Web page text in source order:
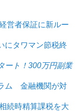
営者保証に新ルー
タワマン節税終
ート！300万円副業
ム 金融機関が対
続時精算課税を大